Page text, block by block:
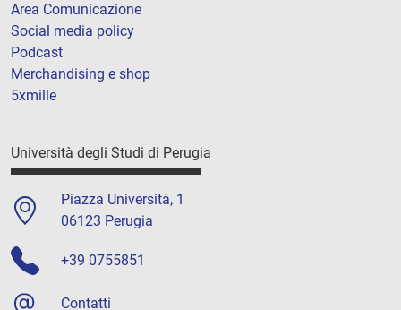
Area Comunicazione
Social media policy
Podcast
Merchandising e shop
5xmille
Università degli Studi di Perugia
Piazza Università, 1
06123 Perugia
+39 0755851
Contatti